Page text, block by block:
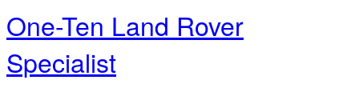
One-Ten Land Rover
Specialist